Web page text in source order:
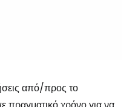
από/προς το